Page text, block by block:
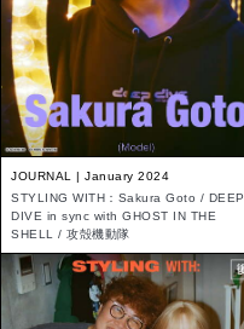
JOURNAL | January 2024
STYLING WITH：Sakura Goto / DEEP
DIVE in sync with GHOST IN THE
SHELL / 攻殻機動隊